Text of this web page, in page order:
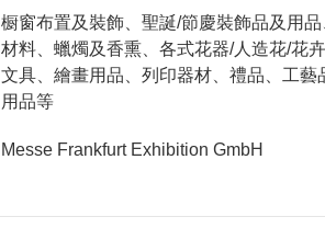
橱窗布置及裝飾、聖誕/節慶裝飾品及用
材料、蠟燭及香熏、各式花器/人造花/花
文具、繪畫用品、列印器材、禮品、工
用品等
Messe Frankfurt Exhibition GmbH